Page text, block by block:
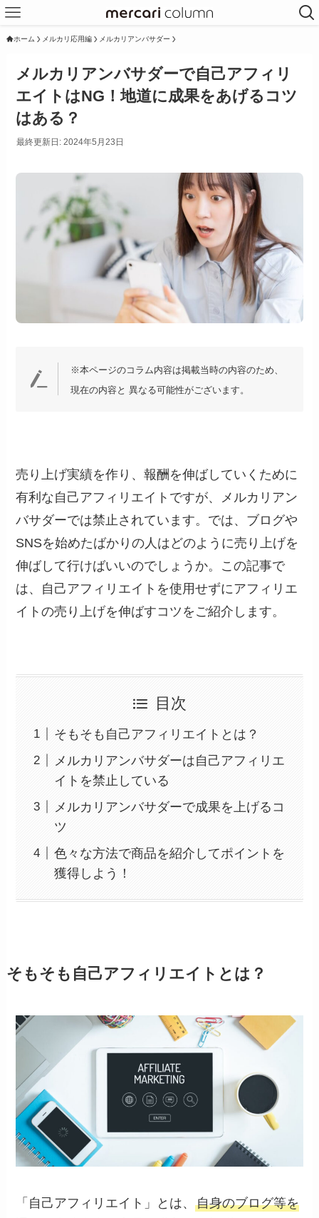
ホーム メルカリ応用編 メルカリアンバサダー
メルカリアンバサダーで自己アフィリ
エイトはNG！地道に成果をあげるコツ
はある？
最終更新日: 2024年5月23日
※本ページのコラム内容は掲載当時の内容のため、
現在の内容と 異なる可能性がございます。
売り上げ実績を作り、報酬を伸ばしていくために
有利な自己アフィリエイトですが、メルカリアン
バサダーでは禁止されています。では、ブログや
SNSを始めたばかりの人はどのように売り上げを
伸ばして行けばいいのでしょうか。この記事で
は、自己アフィリエイトを使用せずにアフィリエ
イトの売り上げを伸ばすコツをご紹介します。
目次
そもそも自己アフィリエイトとは？
メルカリアンバサダーは自己アフィリエ
イトを禁止している
メルカリアンバサダーで成果を上げるコ
ツ
色々な方法で商品を紹介してポイントを
獲得しよう！
そもそも自己アフィリエイトとは？
「自己アフィリエイト」とは、自身のブログ等を